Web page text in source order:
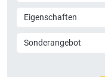
Eigenschaften
Sonderangebot